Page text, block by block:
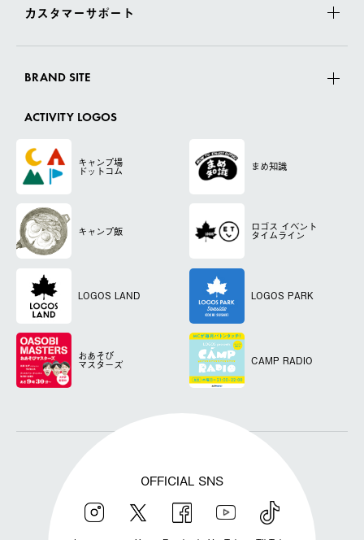
カスタマーサポート
BRAND SITE
ACTIVITY LOGOS
キャンプ場
ドットコム まめ知識
キャンプ飯 ロゴス イベント
タイムライン
LOGOS LAND LOGOS PARK
おあそび
マスターズ CAMP RADIO
OFFICIAL SNS